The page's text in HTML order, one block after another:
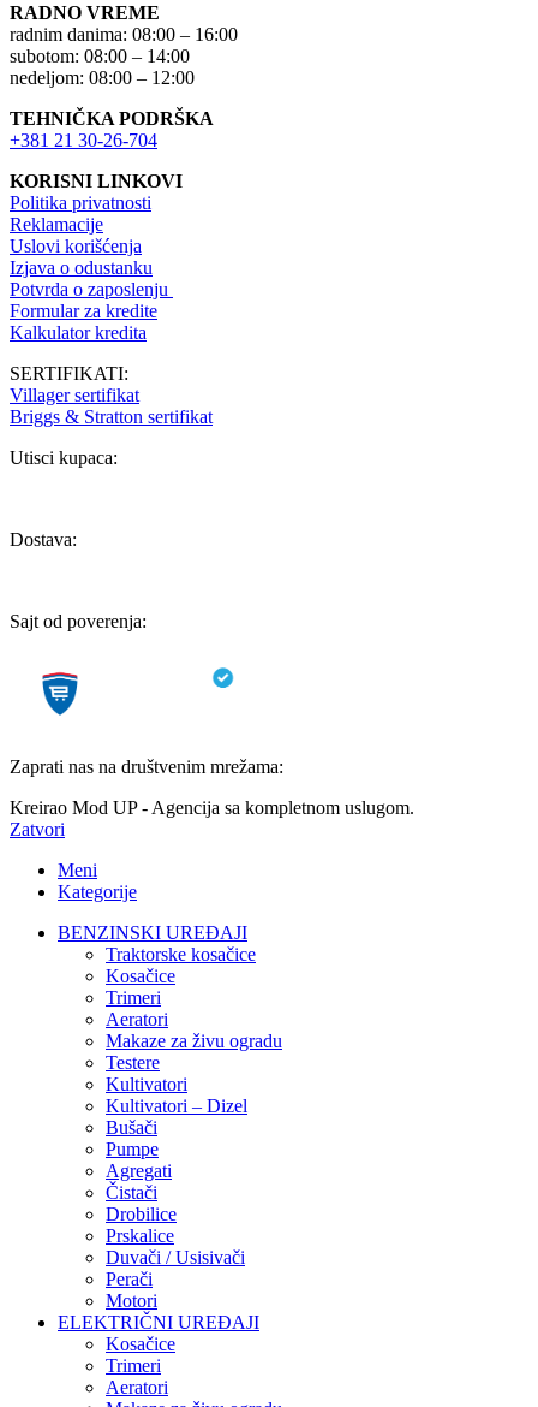
RADNO VREME
radnim danima: 08:00 – 16:00
subotom: 08:00 – 14:00
nedeljom: 08:00 – 12:00
TEHNIČKA PODRŠKA
+381 21 30-26-704
KORISNI LINKOVI
Politika privatnosti
Reklamacije
Uslovi korišćenja
Izjava o odustanku
Potvrda o zaposlenju
Formular za kredite
Kalkulator kredita
SERTIFIKATI:
Villager sertifikat
Briggs & Stratton sertifikat
Utisci kupaca:
Dostava:
Sajt od poverenja:
Zaprati nas na društvenim mrežama:
Kreirao Mod UP - Agencija sa kompletnom uslugom.
Zatvori
Meni
Kategorije
BENZINSKI UREĐAJI
Traktorske kosačice
Kosačice
Trimeri
Aeratori
Makaze za živu ogradu
Testere
Kultivatori
Kultivatori – Dizel
Bušači
Pumpe
Agregati
Čistači
Drobilice
Prskalice
Duvači / Usisivači
Perači
Motori
ELEKTRIČNI UREĐAJI
Kosačice
Trimeri
Aeratori